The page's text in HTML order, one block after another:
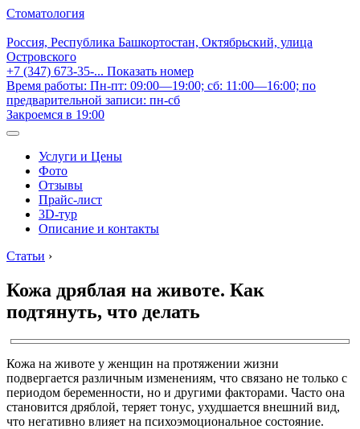
Стоматология
Россия, Республика Башкортостан, Октябрьский, улица
Островского
+7 (347) 673-35-... Показать номер
Время работы: Пн-пт: 09:00—19:00; сб: 11:00—16:00; по
предварительной записи: пн-сб
Закроемся в 19:00
Услуги и Цены
Фото
Отзывы
Прайс-лист
3D-тур
Описание и контакты
Статьи ›
Кожа дряблая на животе. Как
подтянуть, что делать
Кожа на животе у женщин на протяжении жизни
подвергается различным изменениям, что связано не только с
периодом беременности, но и другими факторами. Часто она
становится дряблой, теряет тонус, ухудшается внешний вид,
что негативно влияет на психоэмоциональное состояние.